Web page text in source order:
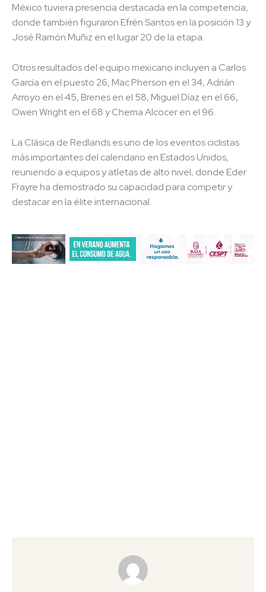
México tuviera presencia destacada en la competencia,
donde también figuraron Efrén Santos en la posición 13 y
José Ramón Muñiz en el lugar 20 de la etapa.
Otros resultados del equipo mexicano incluyen a Carlos
García en el puesto 26, Mac Pherson en el 34, Adrián
Arroyo en el 45, Brenes en el 58, Miguel Díaz en el 66,
Owen Wright en el 68 y Chema Alcocer en el 96.
La Clásica de Redlands es uno de los eventos ciclistas
más importantes del calendario en Estados Unidos,
reuniendo a equipos y atletas de alto nivel, donde Eder
Frayre ha demostrado su capacidad para competir y
destacar en la élite internacional.